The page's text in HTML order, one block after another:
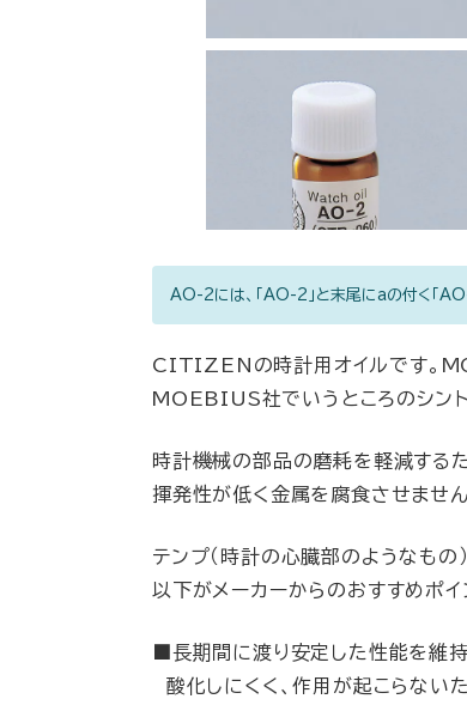
AO-2には、「AO-2」と末尾にaの付く「
CITIZENの時計用オイルです。
MOEBIUS社でいうところのシント
時計機械の部品の磨耗を軽減する
揮発性が低く金属を腐食させません
テンプ（時計の心臓部のようなも
以下がメーカーからのおすすめポイ
■長期間に渡り安定した性能を維持
酸化しにくく、作用が起こらない